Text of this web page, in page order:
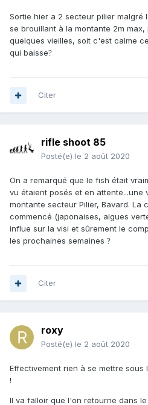
Sortie hier a 2 secteur pilier malgré
se brouillant à la montante 2m
quelques vieilles, soit c'est calme
qui baisse?
Citer
rifle shoot 85
Posté(e) le 2 août 2020
On a remarqué que le fish était
vu étaient posés et en attente...une
montante secteur Pilier, Bavard. La
commencé (japonaises, algues
influe sur la visi et sûrement le
les prochaines semaines ?
Citer
roxy
Posté(e) le 2 août 2020
Effectivement rien à se mettre sous
!
Il va falloir que l'on retourne dans